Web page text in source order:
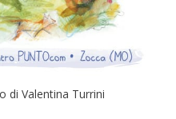
di Valentina Turrini